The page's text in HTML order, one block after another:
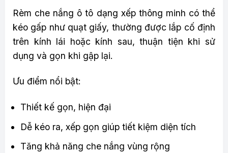
Rèm che nắng ô tô dạng xếp thông minh có thể
kéo gấp như quạt giấy, thường được lắp cố định
trên kính lái hoặc kính sau, thuận tiện khi sử
dụng và gọn khi gập lại.
Ưu điểm nổi bật:
Thiết kế gọn, hiện đại
Dễ kéo ra, xếp gọn giúp tiết kiệm diện tích
Tăng khả năng che nắng vùng rộng